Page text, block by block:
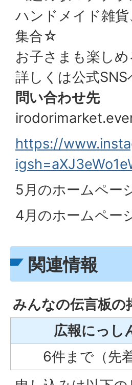
ハンドメイド雑
集合☆
お子さまも楽し
詳しくは公式SNS
問い合わせ先
https://
5月のホームペー
4月のホームペー
関連情報
みんなの伝言板の
広報にっし
6件まで（先着